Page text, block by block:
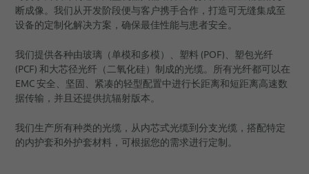
模制插头、索环和 Y 形分路器
医疗系统
医疗机器人
BizLink PULSAR 平台
断成像。我们从开发阶段便与客户携手合作，打造可无缝集成至
设备的定制化解决方案，确保最佳性能与患者安全。
我们提供各种由玻璃（单模和多模）、塑料 (POF)、塑包光纤
(PCF) 和大芯径光纤（二氧化硅）制成的光缆。所有光纤都可以在
EMC 安全、坚固、紧凑的轻型配置中进行长距离和短距离高速数
据传输，并且还提供抗辐射版本。
我们生产所有种类的光缆，从内芯式光缆到分支光缆，搭配特定
的内护套和外护套材料，可根据您的需求进行定制。